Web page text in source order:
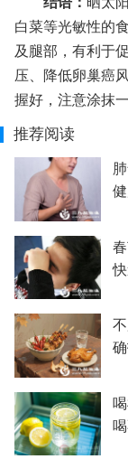
白菜等光敏性的
及腿部，有利于
压、降低卵巢癌
握好，注意涂抹
推荐阅读